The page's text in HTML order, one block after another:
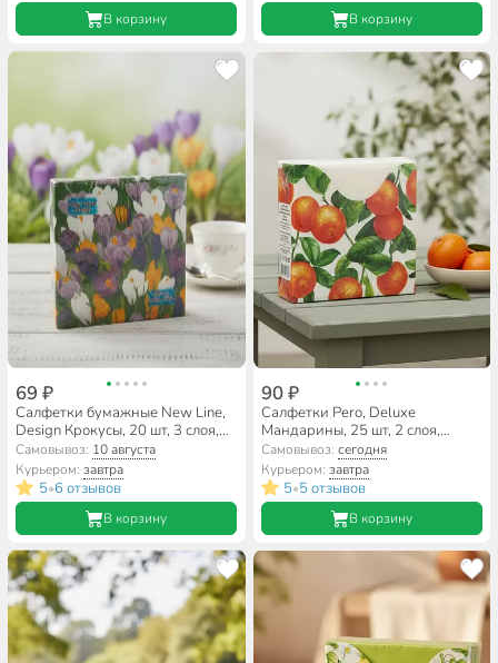
В корзину В корзину
69 ₽
Салфетки бумажные New Line,
Design Крокусы, 20 шт, 3 слоя,
33х33 см
Самовывоз: 10 августа
Курьером:завтра
5•6 отзывов
В корзину
90 ₽
Салфетки Pero, Deluxe
Мандарины, 25 шт, 2 слоя,
33х33 см, 2630
Самовывоз: сегодня
Курьером: завтра
5•5 отзывов
В корзину